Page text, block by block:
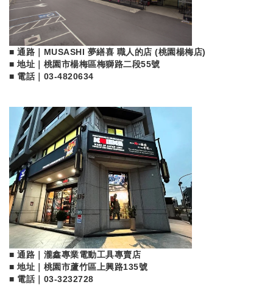
■ 通路｜MUSASHI 夢繕喜 職人的店 (桃園楊梅店)
■ 地址｜桃園市楊梅區梅獅路二段55號
■ 電話｜ 03-4820634
■ 通路｜瀧鑫專業電動工具專賣店
■ 地址｜桃園市蘆竹區上興路135號
■ 電話｜ 03-3232728